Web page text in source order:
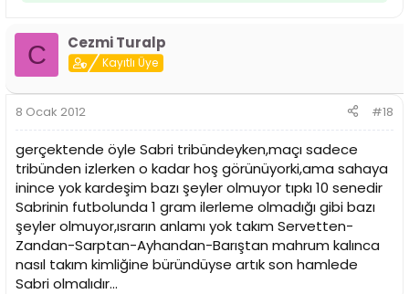
C Cezmi Turalp
Kayıtlı Üye
8 Ocak 2012 #18
gerçektende öyle Sabri tribündeyken,maçı sadece
tribünden izlerken o kadar hoş görünüyorki,ama sahaya
inince yok kardeşim bazı şeyler olmuyor tıpkı 10 senedir
Sabrinin futbolunda 1 gram ilerleme olmadığı gibi bazı
şeyler olmuyor,ısrarın anlamı yok takım Servetten-
Zandan-Sarptan-Ayhandan-Barıştan mahrum kalınca
nasıl takım kimliğine büründüyse artık son hamlede
Sabri olmalıdır...